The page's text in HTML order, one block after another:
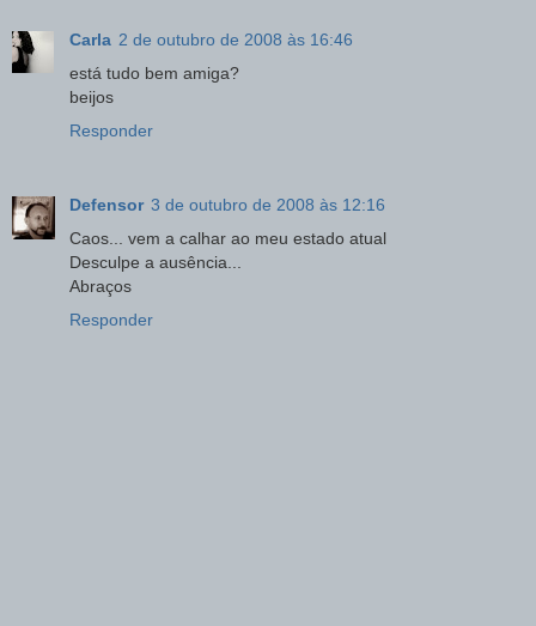
Carla 2 de outubro de 2008 às 16:46
está tudo bem amiga?
beijos
Responder
Defensor 3 de outubro de 2008 às 12:16
Caos... vem a calhar ao meu estado atual
Desculpe a ausência...
Abraços
Responder